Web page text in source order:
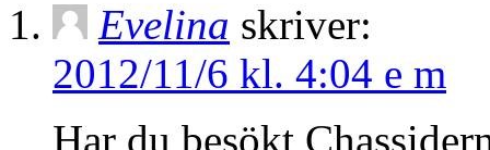
Evelina skriver:
2012/11/6 kl. 4:04 e m
Har du besökt